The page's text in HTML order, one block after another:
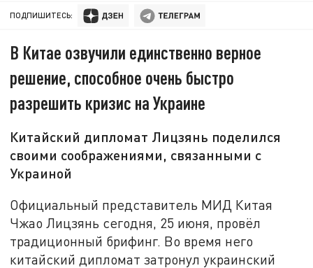
ПОДПИШИТЕСЬ:
В Китае озвучили единственно верное
решение, способное очень быстро
разрешить кризис на Украине
Китайский дипломат Лицзянь поделился
своими соображениями, связанными с
Украиной
Официальный представитель МИД Китая
Чжао Лицзянь сегодня, 25 июня, провёл
традиционный брифинг. Во время него
китайский дипломат затронул украинский